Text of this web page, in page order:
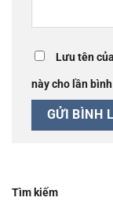
Lưu tên
này cho lần
Tìm kiếm